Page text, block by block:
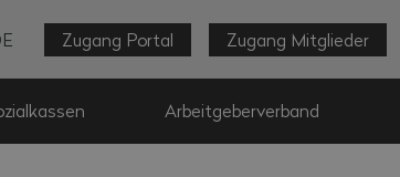
Zugang Portal Zugang Mitglieder
Arbeitgeberverband